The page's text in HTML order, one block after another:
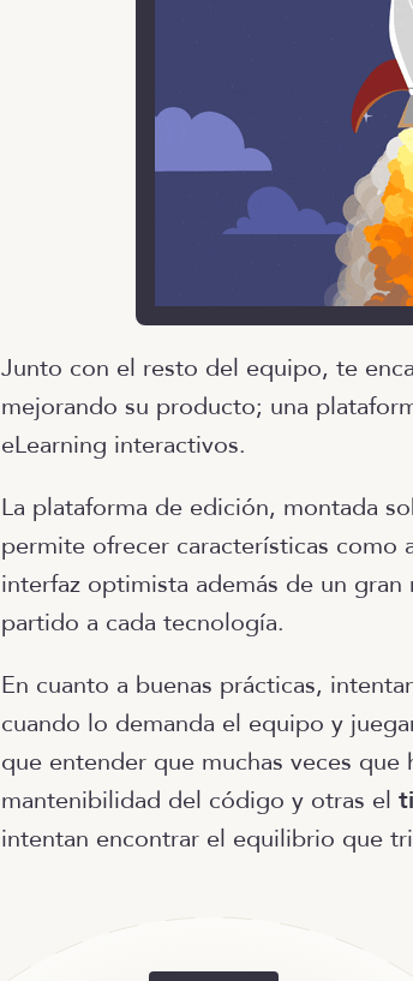
Junto con el resto del equipo, te
mejorando su producto; una
eLearning interactivos.
La plataforma de edición, montada
permite ofrecer características
interfaz optimista además de un
partido a cada tecnología.
En cuanto a buenas prácticas,
cuando lo demanda el equipo y
que entender que muchas veces
mantenibilidad del código y otras el
intentan encontrar el equilibrio que